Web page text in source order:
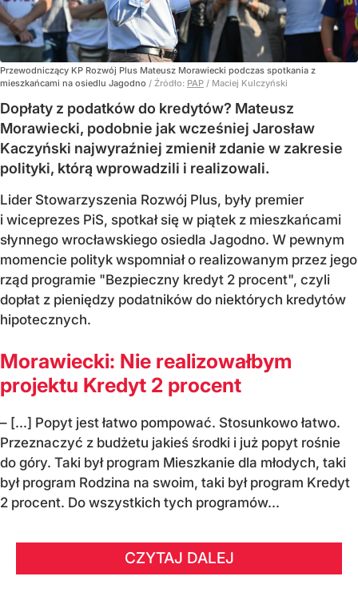
Przewodniczący KP Rozwój Plus Mateusz Morawiecki podczas spotkania z
mieszkańcami na osiedlu Jagodno / Źródło: PAP / Maciej Kulczyński
Dopłaty z podatków do kredytów? Mateusz
Morawiecki, podobnie jak wcześniej Jarosław
Kaczyński najwyraźniej zmienił zdanie w zakresie
polityki, którą wprowadzili i realizowali.
Lider Stowarzyszenia Rozwój Plus, były premier
i wiceprezes PiS, spotkał się w piątek z mieszkańcami
słynnego wrocławskiego osiedla Jagodno. W pewnym
momencie polityk wspomniał o realizowanym przez jego
rząd programie "Bezpieczny kredyt 2 procent", czyli
dopłat z pieniędzy podatników do niektórych kredytów
hipotecznych.
Morawiecki: Nie realizowałbym
projektu Kredyt 2 procent
– [...] Popyt jest łatwo pompować. Stosunkowo łatwo.
Przeznaczyć z budżetu jakieś środki i już popyt rośnie
do góry. Taki był program Mieszkanie dla młodych, taki
był program Rodzina na swoim, taki był program Kredyt
2 procent. Do wszystkich tych programów...
CZYTAJ DALEJ